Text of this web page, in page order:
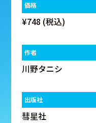
価格
¥748 (税込)
作者
川野タニシ
出版社
彗星社